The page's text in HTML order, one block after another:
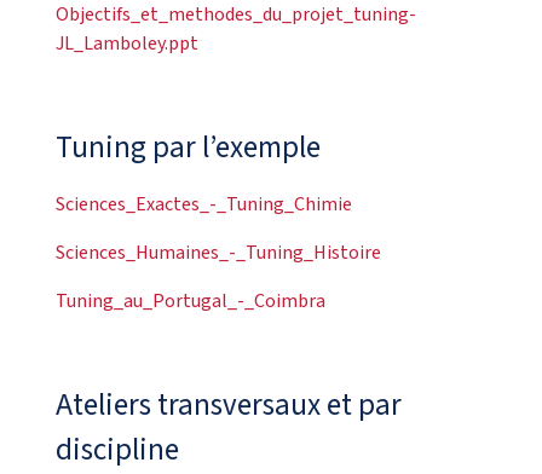
Objectifs_et_methodes_du_projet_tuning-
JL_Lamboley.ppt
Tuning par l’exemple
Sciences_Exactes_-_Tuning_Chimie
Sciences_Humaines_-_Tuning_Histoire
Tuning_au_Portugal_-_Coimbra
Ateliers transversaux et par
discipline